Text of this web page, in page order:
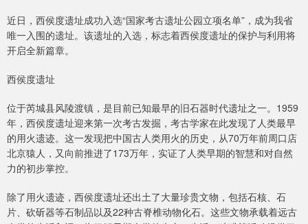
近日，西侯度遗址成功入选“国家考古遗址公园立项名单”，成为我省
唯一入围的遗址。该遗址的入选，标志着西侯度遗址的保护与利用将
开启全新篇章。
西侯度遗址
位于芮城县风陵渡镇，是目前已知最早的旧石器时代遗址之一。1959
年，西侯度遗址迎来第一次考古发掘，考古学家在此发现了人类最早
的用火遗迹。这一发现把中国古人类用火的历史，从70万年前周口店
北京猿人，又向前推进了173万年，实证了人类早期的智慧和对自然
力的初步掌控。
除了用火遗迹，西侯度遗址还出土了大量珍贵文物，包括石核、石
片、砍斫器等石制品以及22种古脊椎动物化石。这些文物承载着远古